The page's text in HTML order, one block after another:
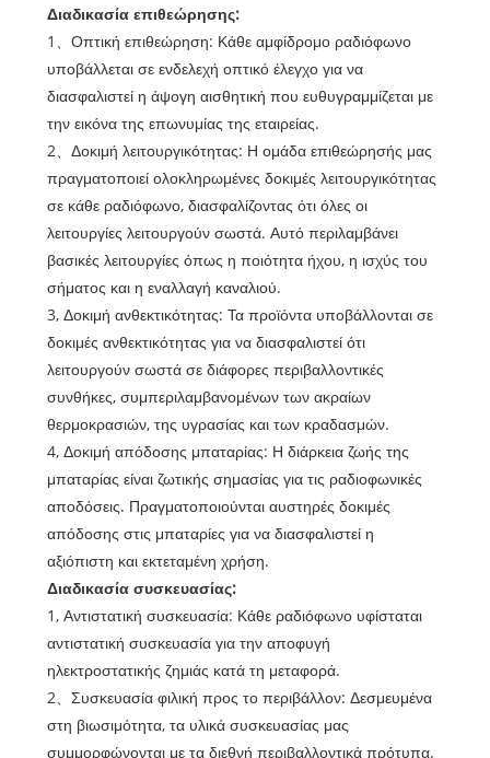
Διαδικασία επιθεώρησης:
1、Οπτική επιθεώρηση: Κάθε αμφίδρομο ραδιόφωνο
υποβάλλεται σε ενδελεχή οπτικό έλεγχο για να
διασφαλιστεί η άψογη αισθητική που ευθυγραμμίζεται με
την εικόνα της επωνυμίας της εταιρείας.
2、Δοκιμή λειτουργικότητας: Η ομάδα επιθεώρησής μας
πραγματοποιεί ολοκληρωμένες δοκιμές λειτουργικότητας
σε κάθε ραδιόφωνο, διασφαλίζοντας ότι όλες οι
λειτουργίες λειτουργούν σωστά. Αυτό περιλαμβάνει
βασικές λειτουργίες όπως η ποιότητα ήχου, η ισχύς του
σήματος και η εναλλαγή καναλιού.
3, Δοκιμή ανθεκτικότητας: Τα προϊόντα υποβάλλονται σε
δοκιμές ανθεκτικότητας για να διασφαλιστεί ότι
λειτουργούν σωστά σε διάφορες περιβαλλοντικές
συνθήκες, συμπεριλαμβανομένων των ακραίων
θερμοκρασιών, της υγρασίας και των κραδασμών.
4, Δοκιμή απόδοσης μπαταρίας: Η διάρκεια ζωής της
μπαταρίας είναι ζωτικής σημασίας για τις ραδιοφωνικές
αποδόσεις. Πραγματοποιούνται αυστηρές δοκιμές
απόδοσης στις μπαταρίες για να διασφαλιστεί η
αξιόπιστη και εκτεταμένη χρήση.
Διαδικασία συσκευασίας:
1, Αντιστατική συσκευασία: Κάθε ραδιόφωνο υφίσταται
αντιστατική συσκευασία για την αποφυγή
ηλεκτροστατικής ζημιάς κατά τη μεταφορά.
2、Συσκευασία φιλική προς το περιβάλλον: Δεσμευμένα
στη βιωσιμότητα, τα υλικά συσκευασίας μας
συμμορφώνονται με τα διεθνή περιβαλλοντικά πρότυπα.